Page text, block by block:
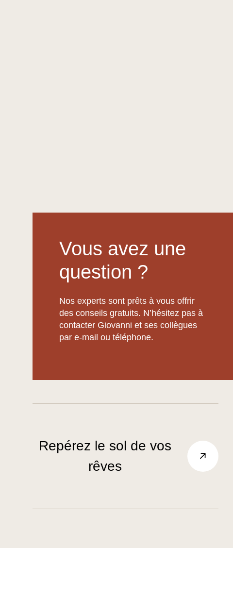
Vous avez une
question ?
Nos experts sont prêts à vous offrir
des conseils gratuits. N’hésitez pas à
contacter Giovanni et ses collègues
par e-mail ou téléphone.
Repérez le sol de vos
rêves